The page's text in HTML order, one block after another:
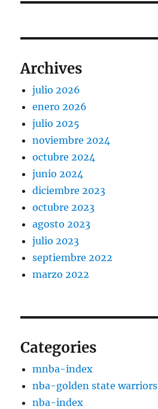
Archives
julio 2026
enero 2026
julio 2025
noviembre 2024
octubre 2024
junio 2024
diciembre 2023
octubre 2023
agosto 2023
julio 2023
septiembre 2022
marzo 2022
Categories
mnba-index
nba-golden state warriors
nba-index